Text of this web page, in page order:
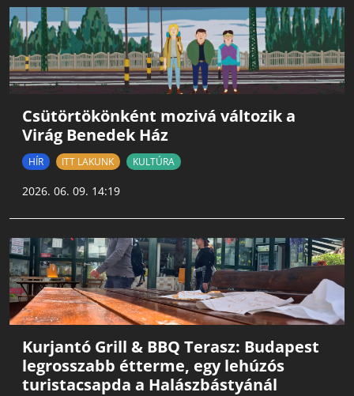
Csütörtökönként mozivá változik a
Virág Benedek Ház
HÍR ITT LAKUNK KULTÚRA
2026. 06. 09. 14:19
Kurjantó Grill & BBQ Terasz: Budapest
legrosszabb étterme, egy lehúzós
turistacsapda a Halászbástyánál